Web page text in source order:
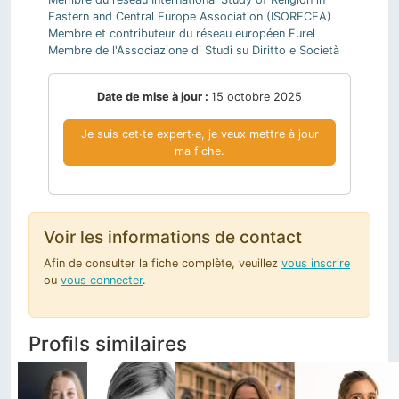
Eastern and Central Europe Association (ISORECEA)
Membre et contributeur du réseau européen Eurel
Membre de l'Associazione di Studi su Diritto e Società
Date de mise à jour : 15 octobre 2025
Je suis cet∙te expert∙e, je veux mettre à jour
ma fiche.
Voir les informations de contact
Afin de consulter la fiche complète, veuillez vous inscrire
ou vous connecter.
Profils similaires